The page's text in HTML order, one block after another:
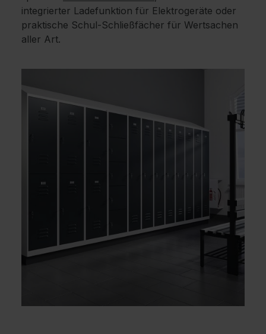
integrierter Ladefunktion für Elektrogeräte oder
praktische Schul-Schließfächer für Wertsachen
aller Art.